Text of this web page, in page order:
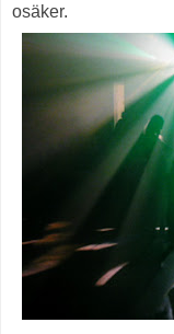
osäker.